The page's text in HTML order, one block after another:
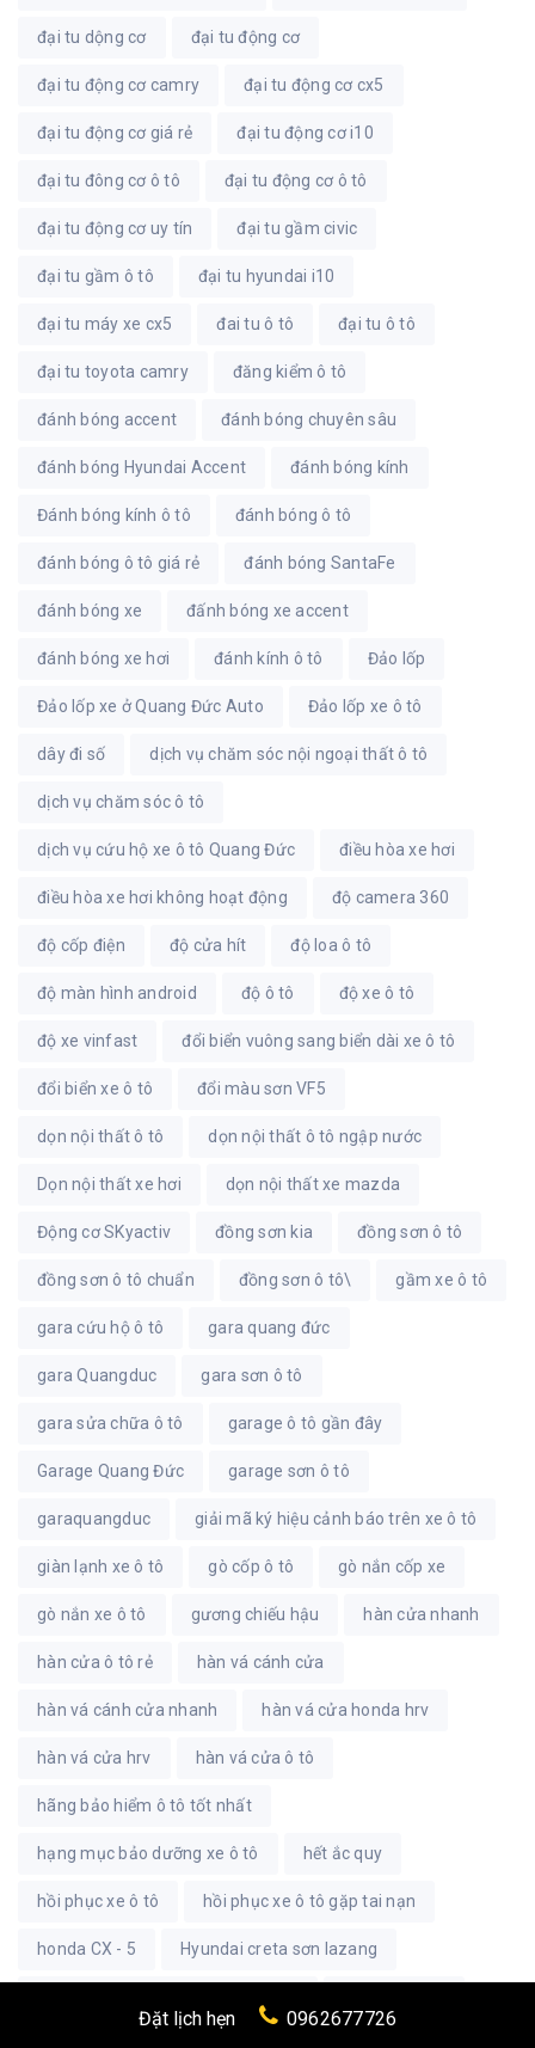
đại tu dộng cơ đại tu động cơ
đại tu động cơ camry đại tu động cơ cx5
đại tu động cơ giá rẻ đại tu động cơ i10
đại tu đông cơ ô tô đại tu động cơ ô tô
đại tu động cơ uy tín đại tu gầm civic
đại tu gầm ô tô đại tu hyundai i10
đại tu máy xe cx5 đai tu ô tô đại tu ô tô
đại tu toyota camry đăng kiểm ô tô
đánh bóng accent đánh bóng chuyên sâu
đánh bóng Hyundai Accent đánh bóng kính
Đánh bóng kính ô tô đánh bóng ô tô
đánh bóng ô tô giá rẻ đánh bóng SantaFe
đánh bóng xe đấnh bóng xe accent
đánh bóng xe hơi đánh kính ô tô Đảo lốp
Đảo lốp xe ở Quang Đức Auto Đảo lốp xe ô tô
dây đi số dịch vụ chăm sóc nội ngoại thất ô tô
dịch vụ chăm sóc ô tô
dịch vụ cứu hộ xe ô tô Quang Đức điều hòa xe hơi
điều hòa xe hơi không hoạt động độ camera 360
độ cốp điện độ cửa hít độ loa ô tô
độ màn hình android độ ô tô độ xe ô tô
độ xe vinfast đổi biển vuông sang biển dài xe ô tô
đổi biển xe ô tô đổi màu sơn VF5
dọn nội thất ô tô dọn nội thất ô tô ngập nước
Dọn nội thất xe hơi dọn nội thất xe mazda
Động cơ SKyactiv đồng sơn kia đồng sơn ô tô
đồng sơn ô tô chuẩn đồng sơn ô tô\ gầm xe ô tô
gara cứu hộ ô tô gara quang đức
gara Quangduc gara sơn ô tô
gara sửa chữa ô tô garage ô tô gần đây
Garage Quang Đức garage sơn ô tô
garaquangduc giải mã ký hiệu cảnh báo trên xe ô tô
giàn lạnh xe ô tô gò cốp ô tô gò nắn cốp xe
gò nắn xe ô tô gương chiếu hậu hàn cửa nhanh
hàn cửa ô tô rẻ hàn vá cánh cửa
hàn vá cánh cửa nhanh hàn vá cửa honda hrv
hàn vá cửa hrv hàn vá cửa ô tô
hãng bảo hiểm ô tô tốt nhất
hạng mục bảo dưỡng xe ô tô hết ắc quy
hồi phục xe ô tô hồi phục xe ô tô gặp tai nạn
honda CX - 5 Hyundai creta sơn lazang
Đặt lịch hẹn 0962677726